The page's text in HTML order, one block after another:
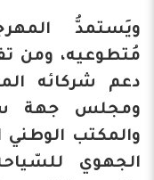
ويَستمدُّ
مُتطوعيه، ومن
دعم شركائه
ومجلس جهة
والمكتب
الجهوي